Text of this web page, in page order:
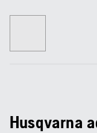
Husqvarna